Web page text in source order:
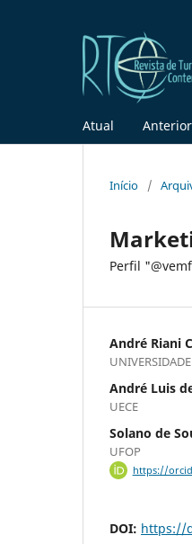
Atual
Início /
Perfil
André Riani
André Luis
UECE
Solano de
UFOP
https://
DOI: https://